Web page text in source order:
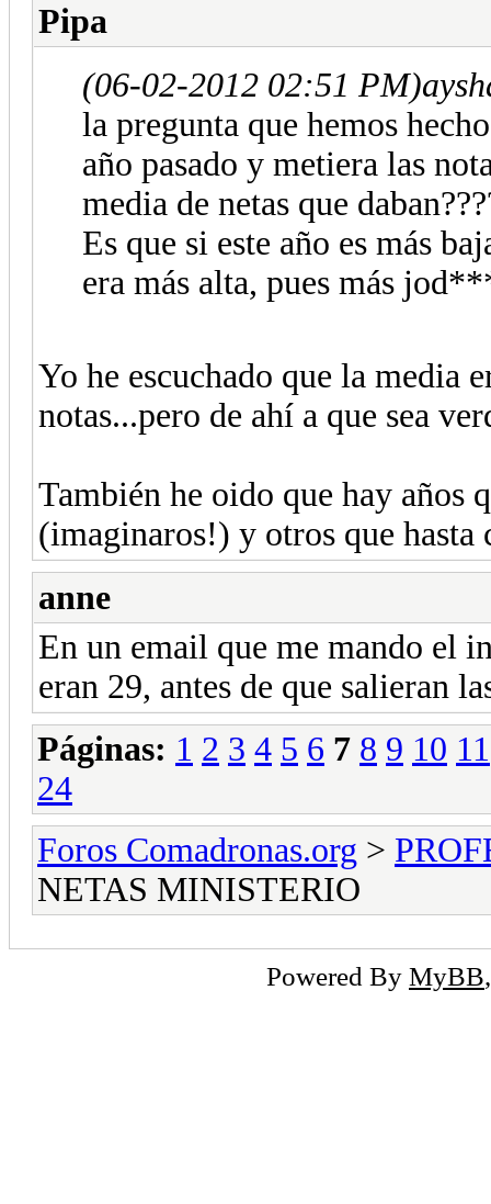
Pipa
(06-02-2012 02:51 PM)
la pregunta que hemos
año pasado y metiera las
media de netas que
Es que si este año es más
era más alta, pues más
Yo he escuchado que la media
notas...pero de ahí a que sea
También he oido que hay años
(imaginaros!) y otros que hasta
anne
En un email que me mando el
eran 29, antes de que salieran
Páginas: 1 2 3 4 5 6 7 8 9 10 11
24
Foros Comadronas.org >
NETAS MINISTERIO
Powered By MyBB